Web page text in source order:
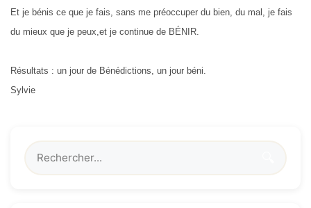
Et je bénis ce que je fais, sans me préoccuper du bien, du mal, je fais
du mieux que je peux,et je continue de BÉNIR.
Résultats : un jour de Bénédictions, un jour béni.
Sylvie